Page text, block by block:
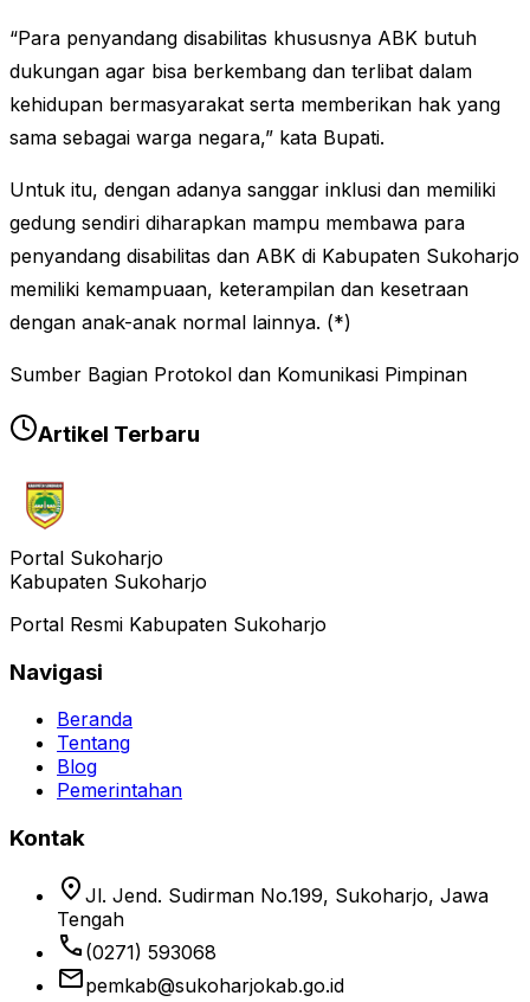
“Para penyandang disabilitas khususnya ABK butuh
dukungan agar bisa berkembang dan terlibat dalam
kehidupan bermasyarakat serta memberikan hak yang
sama sebagai warga negara,” kata Bupati.
Untuk itu, dengan adanya sanggar inklusi dan memiliki
gedung sendiri diharapkan mampu membawa para
penyandang disabilitas dan ABK di Kabupaten Sukoharjo
memiliki kemampuaan, keterampilan dan kesetraan
dengan anak-anak normal lainnya. (*)
Sumber Bagian Protokol dan Komunikasi Pimpinan
Artikel Terbaru
Portal Sukoharjo
Kabupaten Sukoharjo
Portal Resmi Kabupaten Sukoharjo
Navigasi
Beranda
Tentang
Blog
Pemerintahan
Kontak
location_on Jl. Jend. Sudirman No.199, Sukoharjo, Jawa
Tengah
phone (0271) 593068
emailpemkab@sukoharjokab.go.id